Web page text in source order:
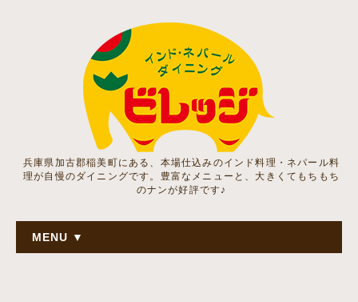
兵庫県加古郡稲美町にある、本場仕込みのインド料理・ネパール料
理が自慢のダイニングです。豊富なメニューと、大きくてもちもち
のナンが好評です♪
MENU ▼